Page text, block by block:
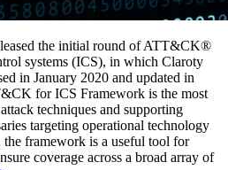
the initial round of ATT&CK®
systems (ICS), in which Claroty
in January 2020 and updated in
for ICS Framework is the most
techniques and supporting
targeting operational technology
framework is a useful tool for
coverage across a broad array of